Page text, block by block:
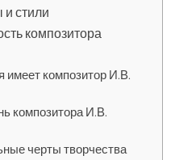
стили
композитора
имеет композитор И.В.
композитора И.В.
черты творчества